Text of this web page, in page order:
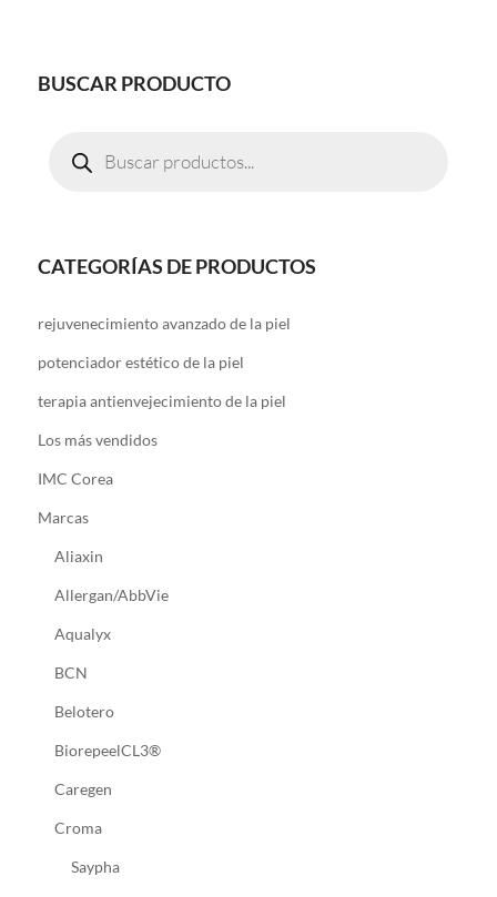
BUSCAR PRODUCTO
productos
CATEGORÍAS DE PRODUCTOS
rejuvenecimiento avanzado de la piel
potenciador estético de la piel
terapia antienvejecimiento de la piel
Los más vendidos
IMC Corea
Marcas
Aliaxin
Allergan/AbbVie
Aqualyx
BCN
Belotero
BiorepeelCL3®
Caregen
Croma
Saypha